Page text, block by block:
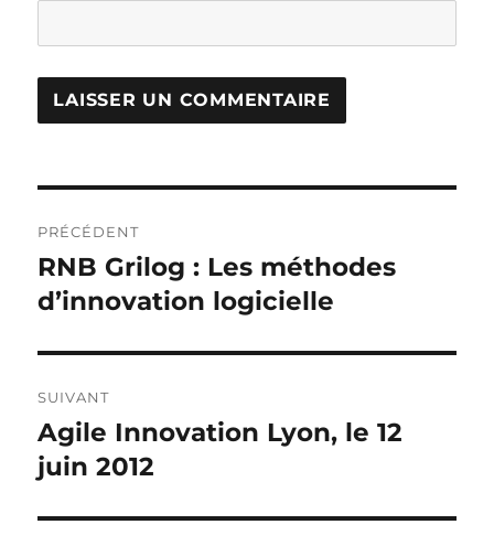
de
l’article
PRÉCÉDENT
Publication
précédente :
RNB Grilog : Les méthodes
d’innovation logicielle
SUIVANT
Publication
suivante :
Agile Innovation Lyon, le 12
juin 2012